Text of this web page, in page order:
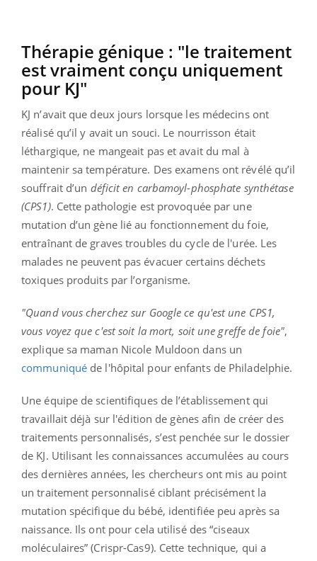
Thérapie génique : "le traitement
est vraiment conçu uniquement
pour KJ"
KJ n’avait que deux jours lorsque les médecins ont
réalisé qu’il y avait un souci. Le nourrisson était
léthargique, ne mangeait pas et avait du mal à
maintenir sa température. Des examens ont révélé qu’il
souffrait d’un déficit en carbamoyl-phosphate synthétase
(CPS1). Cette pathologie est provoquée par une
mutation d’un gène lié au fonctionnement du foie,
entraînant de graves troubles du cycle de l'urée. Les
malades ne peuvent pas évacuer certains déchets
toxiques produits par l’organisme.
"Quand vous cherchez sur Google ce qu'est une CPS1,
vous voyez que c'est soit la mort, soit une greffe de foie",
explique sa maman Nicole Muldoon dans un
communiqué de l'hôpital pour enfants de Philadelphie.
Une équipe de scientifiques de l’établissement qui
travaillait déjà sur l'édition de gènes afin de créer des
traitements personnalisés, s’est penchée sur le dossier
de KJ. Utilisant les connaissances accumulées au cours
des dernières années, les chercheurs ont mis au point
un traitement personnalisé ciblant précisément la
mutation spécifique du bébé, identifiée peu après sa
naissance. Ils ont pour cela utilisé des “ciseaux
moléculaires” (Crispr-Cas9). Cette technique, qui a